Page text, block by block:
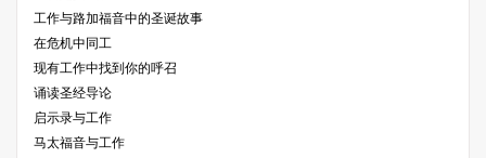
工作与路加福音中的圣诞故事
在危机中同工
现有工作中找到你的呼召
诵读圣经导论
启示录与工作
马太福音与工作